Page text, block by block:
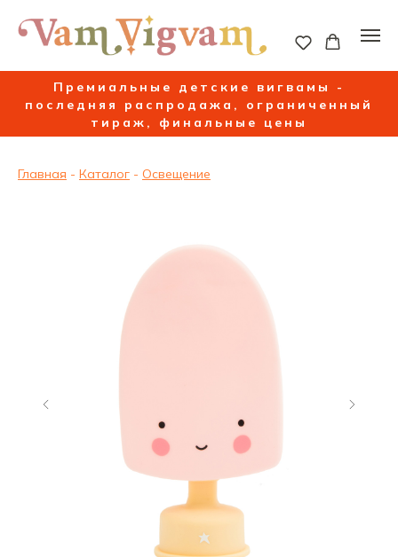
Премиальные детские вигвамы -
последняя распродажа, ограниченный
тираж, финальные цены
Главная - Каталог - Освещение